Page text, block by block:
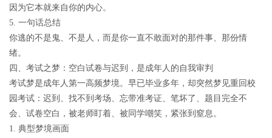
因为它本就来自你的内心。
5. 一句话总结
你逃的不是鬼、不是人，而是你一直不敢面对的那件事、那份情
绪。
四、考试之梦：空白试卷与迟到，是成年人的自我审判
考试梦是成年人第一高频梦境。早已毕业多年，却突然梦见重回校
园考试：迟到、找不到考场、忘带准考证、笔坏了、题目完全不
会、试卷空白，被老师盯着、被同学嘲笑，紧张到窒息。
1. 典型梦境画面